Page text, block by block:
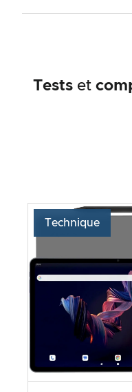
Testset
Technique